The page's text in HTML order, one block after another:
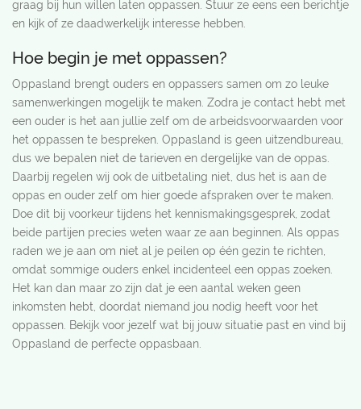
graag bij hun willen laten oppassen. Stuur ze eens een berichtje
en kijk of ze daadwerkelijk interesse hebben.
Hoe begin je met oppassen?
Oppasland brengt ouders en oppassers samen om zo leuke
samenwerkingen mogelijk te maken. Zodra je contact hebt met
een ouder is het aan jullie zelf om de arbeidsvoorwaarden voor
het oppassen te bespreken. Oppasland is geen uitzendbureau,
dus we bepalen niet de tarieven en dergelijke van de oppas.
Daarbij regelen wij ook de uitbetaling niet, dus het is aan de
oppas en ouder zelf om hier goede afspraken over te maken.
Doe dit bij voorkeur tijdens het kennismakingsgesprek, zodat
beide partijen precies weten waar ze aan beginnen. Als oppas
raden we je aan om niet al je peilen op één gezin te richten,
omdat sommige ouders enkel incidenteel een oppas zoeken.
Het kan dan maar zo zijn dat je een aantal weken geen
inkomsten hebt, doordat niemand jou nodig heeft voor het
oppassen. Bekijk voor jezelf wat bij jouw situatie past en vind bij
Oppasland de perfecte oppasbaan.